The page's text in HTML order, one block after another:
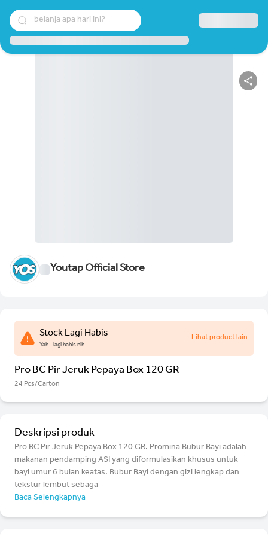
belanja apa hari ini?
Youtap Official Store
Stock Lagi Habis
Yah.. lagi habis nih.
Lihat product lain
Pro BC Pir Jeruk Pepaya Box 120 GR
24 Pcs/Carton
Deskripsi produk
Pro BC Pir Jeruk Pepaya Box 120 GR. Promina Bubur Bayi adalah
makanan pendamping ASI yang diformulasikan khusus untuk
bayi umur 6 bulan keatas. Bubur Bayi dengan gizi lengkap dan
tekstur lembut sebaga
Baca Selengkapnya